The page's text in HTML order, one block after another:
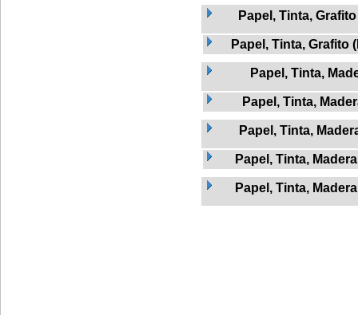
Papel, Tinta,
Papel, Tinta, Grafito
Papel, Tinta,
Papel, Tinta,
Papel, Tinta,
Papel, Tinta,
Papel, Tinta,